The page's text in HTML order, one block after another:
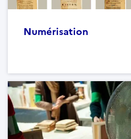
Numérisation